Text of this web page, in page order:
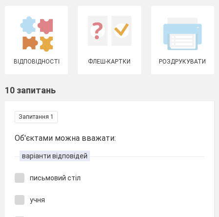
ВІДПОВІДНОСТІ ФЛЕШ-КАРТКИ РОЗДРУКУВАТИ
10 запитань
Запитання 1
Об'єктами можна вважати:
варіанти відповідей
письмовий стіл
учня